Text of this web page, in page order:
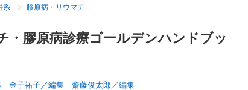
系 膠原病・リウマチ
・膠原病診療ゴールデンハンドブッ
金子祐子／編集 齋藤俊太郎／編集